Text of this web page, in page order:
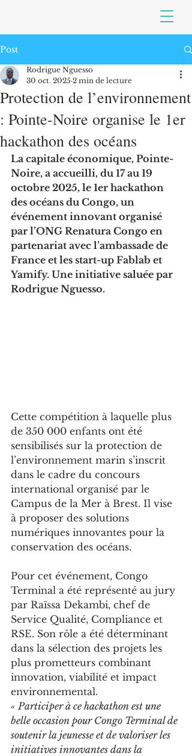
Post
Protection de l’environnement
: Pointe-Noire organise le 1er
hackathon des océans
Rodrigue Nguesso
30 oct. 2025 2 min de lecture
La capitale économique, Pointe-
Noire, a accueilli, du 17 au 19
octobre 2025, le 1er hackathon
des océans du Congo, un
événement innovant organisé
par l’ONG Renatura Congo en
partenariat avec l’ambassade de
France et les start-up Fablab et
Yamify. Une initiative saluée par
Rodrigue Nguesso.
Cette compétition à laquelle plus
de 350 000 enfants ont été
sensibilisés sur la protection de
l’environnement marin s’inscrit
dans le cadre du concours
international organisé par le
Campus de la Mer à Brest. Il vise
à proposer des solutions
numériques innovantes pour la
conservation des océans.
Pour cet événement, Congo
Terminal a été représenté au jury
par Raïssa Dekambi, chef de
Service Qualité, Compliance et
RSE. Son rôle a été déterminant
dans la sélection des projets les
plus prometteurs combinant
innovation, viabilité et impact
environnemental.
« Participer à ce hackathon est une
belle occasion pour Congo Terminal de
soutenir la jeunesse et de valoriser les
initiatives innovantes dans la